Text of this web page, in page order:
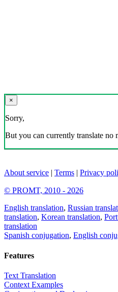
×
Sorry,
But you can currently translate no
About service | Terms | Privacy
© PROMT, 2010 - 2026
English translation, Russian
translation, Korean translation,
translation
Spanish conjugation, English
Features
Text Translation
Context Examples